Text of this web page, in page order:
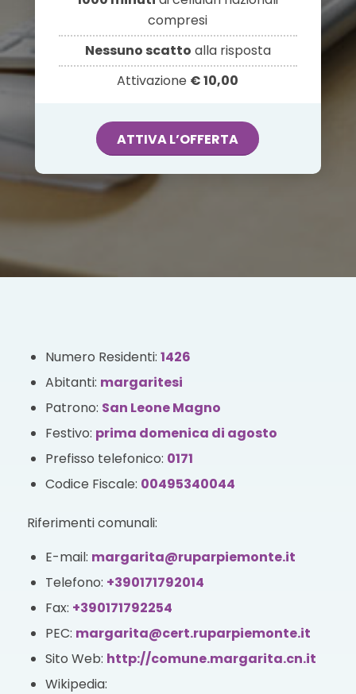
compresi
Nessuno scatto alla risposta
Attivazione € 10,00
ATTIVA L’OFFERTA
Numero Residenti: 1426
Abitanti: margaritesi
Patrono: San Leone Magno
Festivo: prima domenica di agosto
Prefisso telefonico: 0171
Codice Fiscale: 00495340044
Riferimenti comunali:
E-mail: margarita@ruparpiemonte.it
Telefono: +390171792014
Fax: +390171792254
PEC: margarita@cert.ruparpiemonte.it
Sito Web: http://comune.margarita.cn.it
Wikipedia: